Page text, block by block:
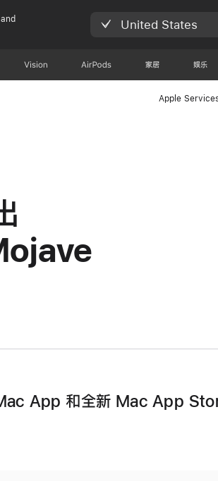
United States
Vision AirPods 家居 娱乐
Apple
App 和全新 Mac App